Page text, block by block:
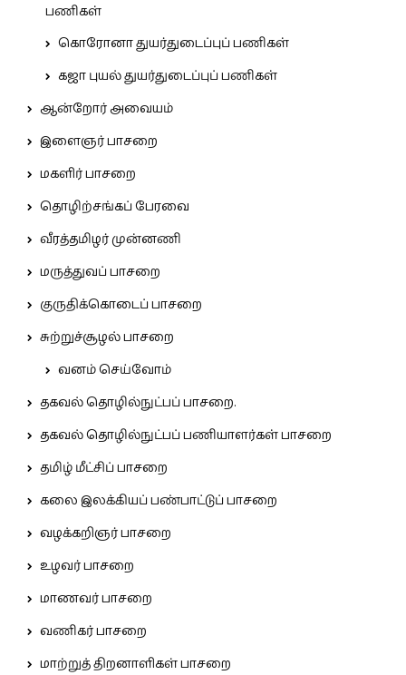
பணிகள்
கொரோனா துயர்துடைப்புப் பணிகள்
கஜா புயல் துயர்துடைப்புப் பணிகள்
ஆன்றோர் அவையம்
இளைஞர் பாசறை
மகளிர் பாசறை
தொழிற்சங்கப் பேரவை
வீரத்தமிழர் முன்னணி
மருத்துவப் பாசறை
குருதிக்கொடைப் பாசறை
சுற்றுச்சூழல் பாசறை
வனம் செய்வோம்
தகவல் தொழில்நுட்பப் பாசறை.
தகவல் தொழில்நுட்பப் பணியாளர்கள் பாசறை
தமிழ் மீட்சிப் பாசறை
கலை இலக்கியப் பண்பாட்டுப் பாசறை
வழக்கறிஞர் பாசறை
உழவர் பாசறை
மாணவர் பாசறை
வணிகர் பாசறை
மாற்றுத் திறனாளிகள் பாசறை